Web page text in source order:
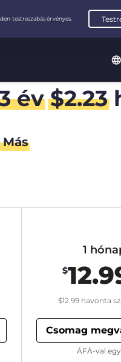
év $2.23
Más
1
$
$12.99havonta
Csomag
ÁFÁ-val